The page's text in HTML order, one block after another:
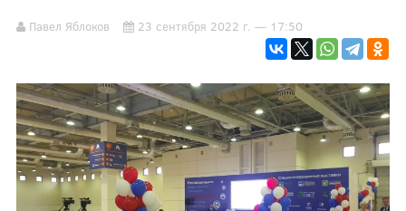
Павел Яблоков 23 сентября 2022 г. — 17:50